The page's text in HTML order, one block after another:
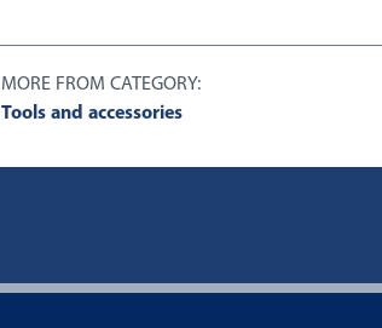
MORE FROM CATEGORY:
Tools and accessories